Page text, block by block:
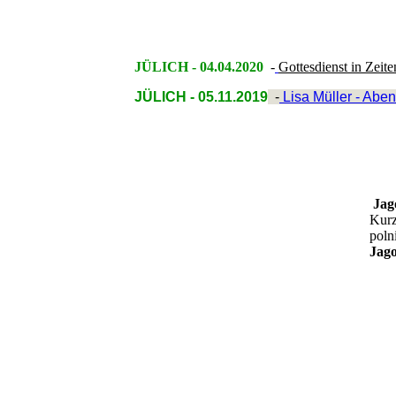
JÜLICH - 04.04.2020 - Gottesdienst in
JÜLICH - 05.11.2019 - Lisa Müller -